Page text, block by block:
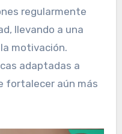
regularmente
llevando a una
motivación.
adaptadas a
fortalecer aún más